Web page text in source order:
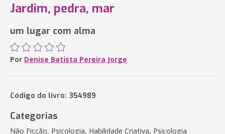
Jardim, pedra, mar
um lugar com alma
Por Denise Batista Pereira Jorge
Código do livro: 354989
Categorias
Não Ficção, Psicologia, Habilidade Criativa, Psicologia